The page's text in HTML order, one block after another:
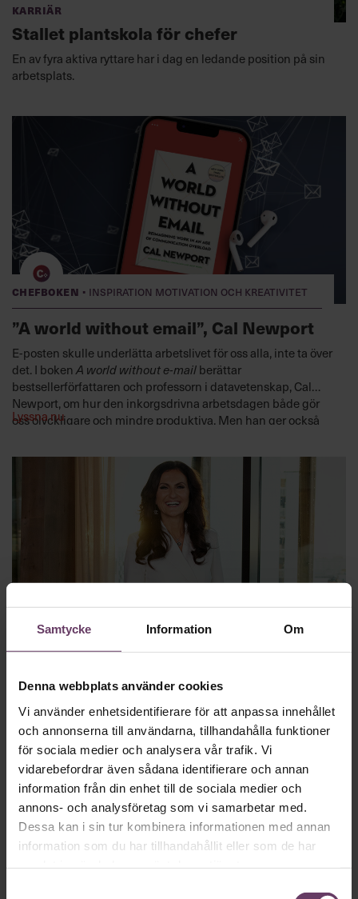
Samtycke Information Om
Denna webbplats använder cookies
Vi använder enhetsidentifierare för att anpassa innehållet
och annonserna till användarna, tillhandahålla funktioner
för sociala medier och analysera vår trafik. Vi
vidarebefordrar även sådana identifierare och annan
information från din enhet till de sociala medier och
annons- och analysföretag som vi samarbetar med.
Dessa kan i sin tur kombinera informationen med annan
information som du har tillhandahållit eller som de har
Karriär
Stallet plantskola för chefer
En av fyra aktiva ryttare har i dag en ledande position på sin
arbetsplats.
Chefboken · Inspiration motivation och kreativitet
”A world without email”, Cal Newport
E-posten skulle underlätta arbetslivet för oss alla, inte ta över
det. I bokenA world without e-mail berättar
bestsellerförfattaren och professorn i datavetenskap, Cal
Newport, om hur den inkorgsdrivna arbetsdagen både gör
oss olyckligare och mindre produktiva. Men han ger också
kommunikationen – och bli en bättre ledare.
Lyssna nu
Beslutsfattande
Chef Dilemma BONUS: Gunilla von
Platen om hur hon tänker innan hon
lägger in pengar och energi i en
entreprenörsidé